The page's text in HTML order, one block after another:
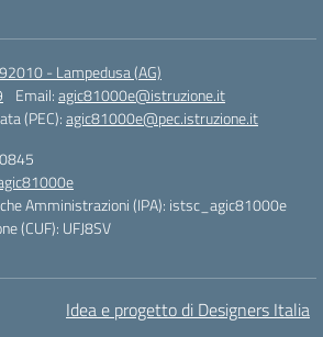
- Lampedusa (AG)
Email:agic81000e@istruzione.it
(PEC):agic81000e@pec.istruzione.it
Amministrazioni (IPA): istsc_agic81000e
(CUF): UFJ8SV
Idea e progetto di Designers Italia